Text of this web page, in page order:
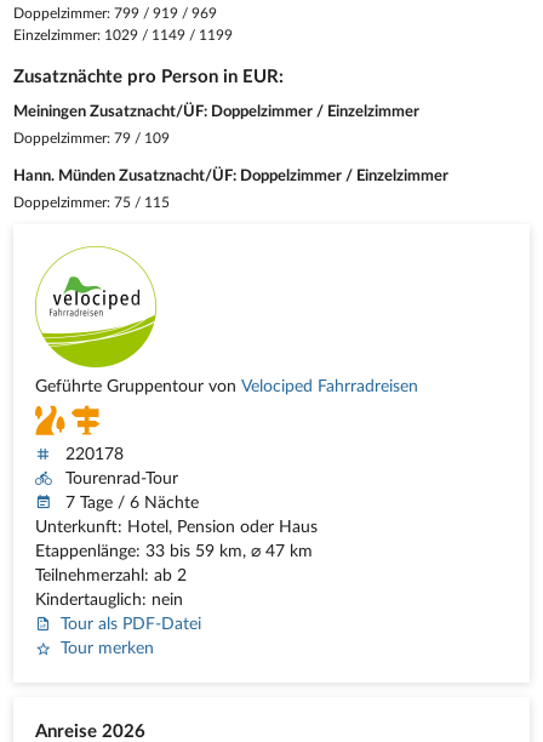
Doppelzimmer: 799 / 919 / 969
Einzelzimmer: 1029 / 1149 / 1199
Zusatznächte pro Person in EUR:
Meiningen Zusatznacht/ÜF: Doppelzimmer / Einzelzimmer
Doppelzimmer: 79 / 109
Hann. Münden Zusatznacht/ÜF: Doppelzimmer / Einzelzimmer
Doppelzimmer: 75 / 115
Geführte Gruppentour vonVelociped Fahrradreisen
220178
Tourenrad-Tour
7 Tage / 6 Nächte
Unterkunft: Hotel, Pension oder Haus
Etappenlänge: 33 bis 59 km, ⌀ 47 km
Teilnehmerzahl: ab 2
Kindertauglich: nein
Tour als PDF-Datei
Tour merken
Anreise 2026